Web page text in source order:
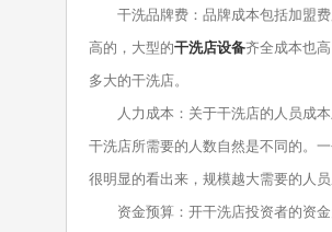
干洗品牌费：品牌成本包括加盟费
高的，大型的干洗店设备齐全成本也
多大的干洗店。
人力成本：关于干洗店的人员成本
干洗店所需要的人数自然是不同的。
很明显的看出来，规模越大需要的人员
资金预算：开干洗店投资者的资金